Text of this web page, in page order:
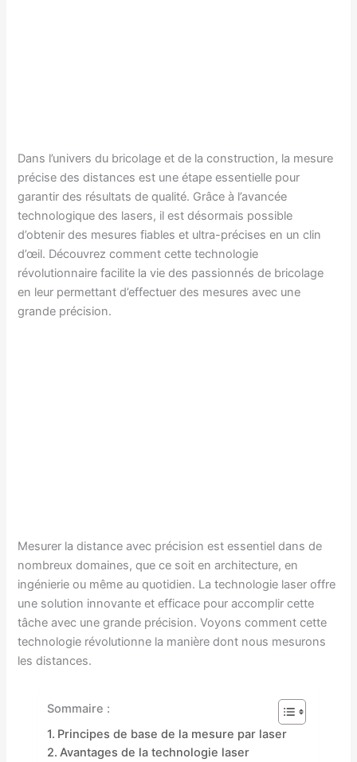
Dans l’univers du bricolage et de la construction, la mesure
précise des distances est une étape essentielle pour
garantir des résultats de qualité. Grâce à l’avancée
technologique des lasers, il est désormais possible
d’obtenir des mesures fiables et ultra-précises en un clin
d’œil. Découvrez comment cette technologie
révolutionnaire facilite la vie des passionnés de bricolage
en leur permettant d’effectuer des mesures avec une
grande précision.
Mesurer la distance avec précision est essentiel dans de
nombreux domaines, que ce soit en architecture, en
ingénierie ou même au quotidien. La technologie laser offre
une solution innovante et efficace pour accomplir cette
tâche avec une grande précision. Voyons comment cette
technologie révolutionne la manière dont nous mesurons
les distances.
Sommaire :
Principes de base de la mesure par laser
Avantages de la technologie laser